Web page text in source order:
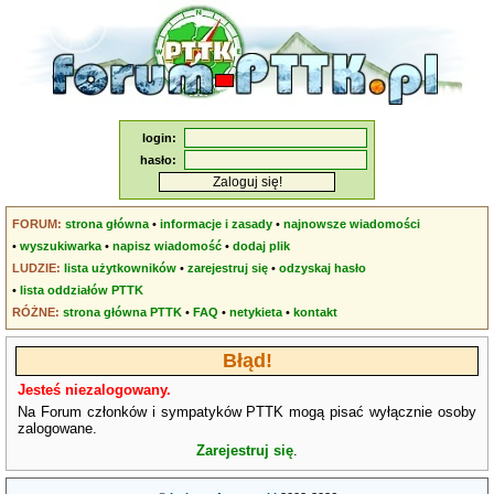
login:
hasło:
FORUM: strona główna •informacje i zasady •najnowsze wiadomości
•wyszukiwarka •napisz wiadomość •dodaj plik
LUDZIE: lista użytkowników •zarejestruj się •odzyskaj hasło
•lista oddziałów PTTK
RÓŻNE: strona główna PTTK •FAQ •netykieta •kontakt
Błąd!
Jesteś niezalogowany.
Na Forum członków i sympatyków PTTK mogą pisać wyłącznie osoby
zalogowane.
Zarejestruj się.